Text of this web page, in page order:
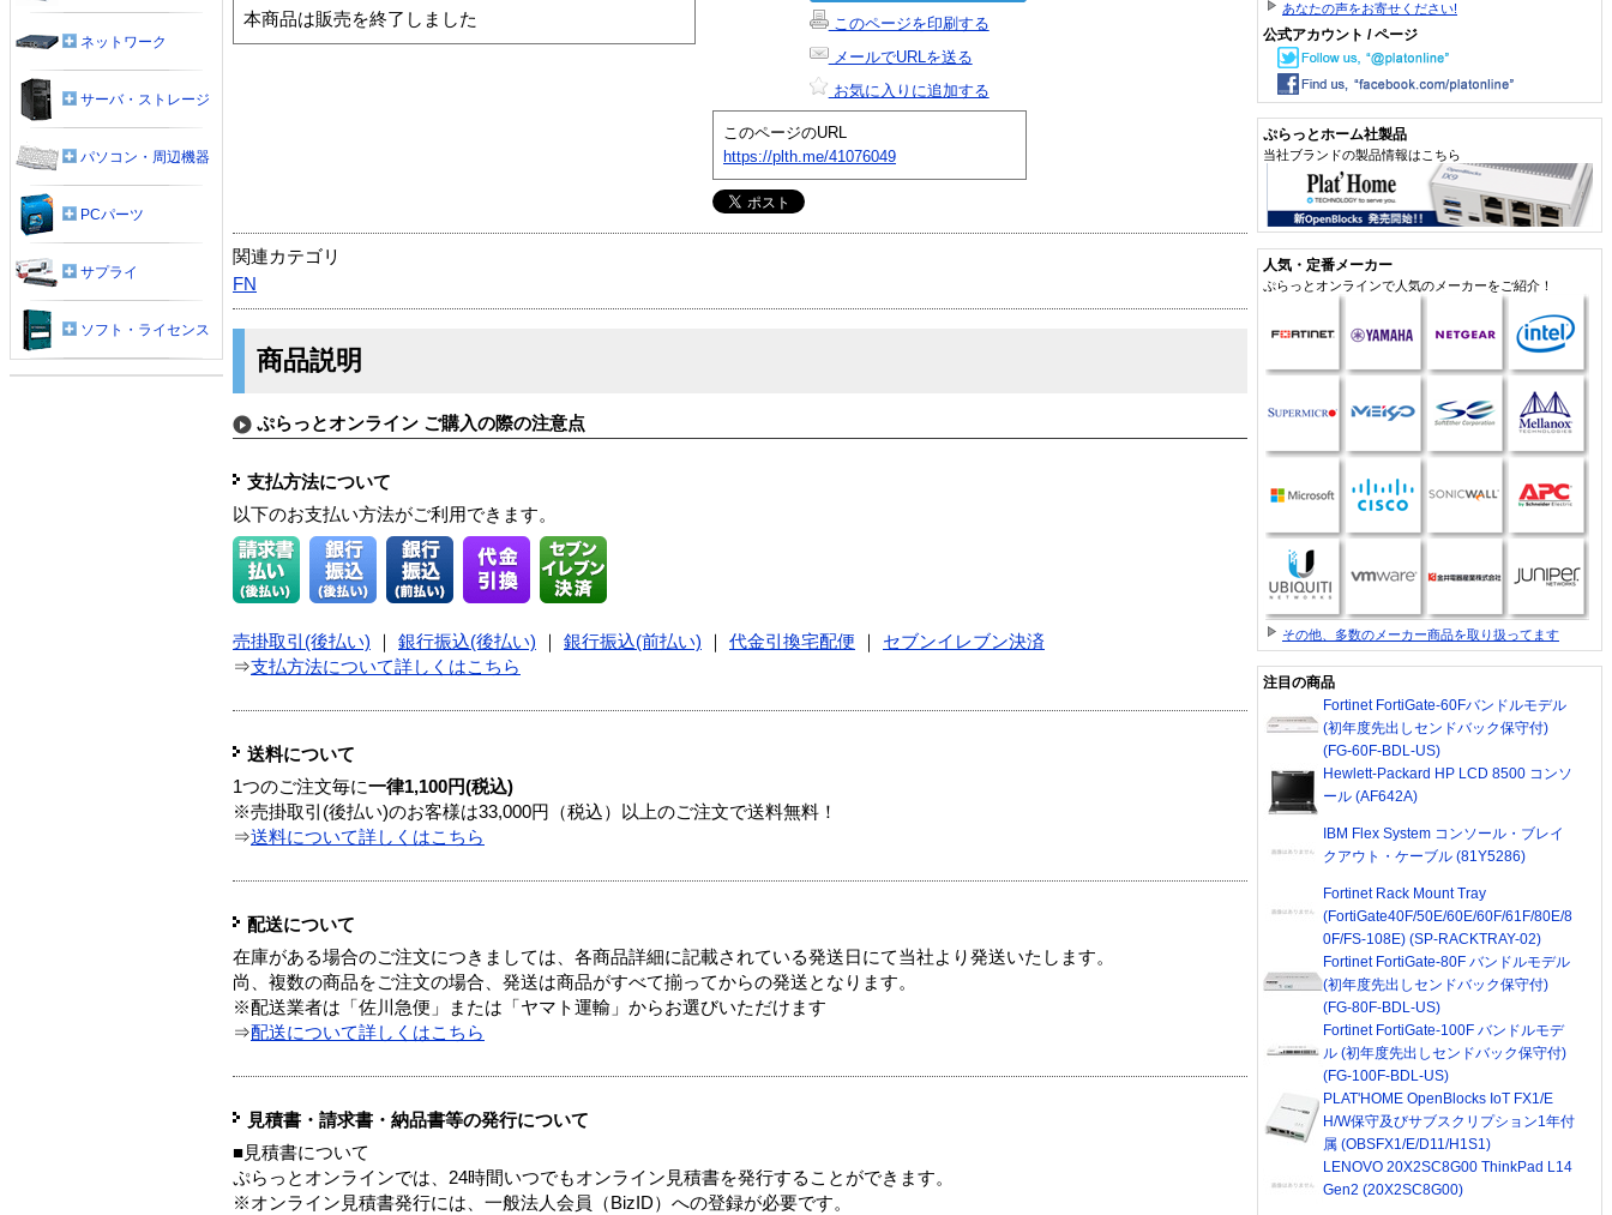
本商品は販売を終了しました
このページを印刷する
メールでURLを送る
お気に入りに追加する
このページのURL
https://plth.me/41076049
関連カテゴリ
FN
商品説明
ぷらっとオンライン ご購入の際の注意点
支払方法について
以下のお支払い方法がご利用できます。
売掛取引(後払い) 銀行振込(後払い) 銀行振込(前払い) 代金引換宅配便
セブンイレブン決済
⇒支払方法について詳しくはこちら
送料について
1つのご注文毎に一律1,100円(税込)
※売掛取引(後払い)のお客様は33,000円（税込）以上のご注文で送料無料！
⇒送料について詳しくはこちら
配送について
在庫がある場合のご注文につきましては、各商品詳細に記載されている発送日にて当社より発送いたします。
尚、複数の商品をご注文の場合、発送は商品がすべて揃ってからの発送となります。
※配送業者は「佐川急便」または「ヤマト運輸」からお選びいただけます
⇒配送について詳しくはこちら
見積書・請求書・納品書等の発行について
■見積書について
ぷらっとオンラインでは、24時間いつでもオンライン見積書を発行することができます。
※オンライン見積書発行には、一般法人会員（BizID）への登録が必要です。
ネットワーク
サーバ・ストレージ
パソコン・周辺機器
PCパーツ
サプライ
ソフト・ライセンス
あなたの声をお寄せください!
公式アカウント / ページ
ぷらっとホーム社製品
当社ブランドの製品情報はこちら
人気・定番メーカー
ぷらっとオンラインで人気のメーカーをご紹介！
その他、多数のメーカー商品を取り扱ってます
注目の商品
Fortinet FortiGate-60Fバンドルモデル
(初年度先出しセンドバック保守付)
(FG-60F-BDL-US)
Hewlett-Packard HP LCD 8500 コンソ
ール (AF642A)
IBM Flex System コンソール・ブレイ
クアウト・ケーブル (81Y5286)
Fortinet Rack Mount Tray
(FortiGate40F/50E/60E/60F/61F/80E/8
0F/FS-108E) (SP-RACKTRAY-02)
Fortinet FortiGate-80F バンドルモデル
(初年度先出しセンドバック保守付)
(FG-80F-BDL-US)
Fortinet FortiGate-100F バンドルモデ
ル (初年度先出しセンドバック保守付)
(FG-100F-BDL-US)
PLAT'HOME OpenBlocks IoT FX1/E
H/W保守及びサブスクリプション1年付
属 (OBSFX1/E/D11/H1S1)
LENOVO 20X2SC8G00 ThinkPad L14
Gen2 (20X2SC8G00)